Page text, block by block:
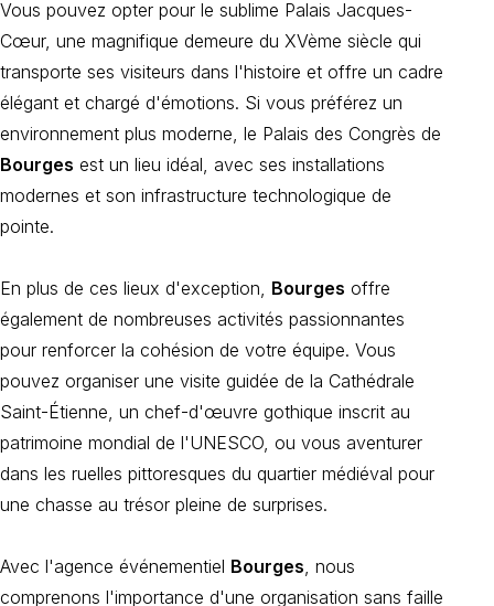
Vous pouvez opter pour le sublime Palais Jacques-
Cœur, une magnifique demeure du XVème siècle qui
transporte ses visiteurs dans l'histoire et offre un cadre
élégant et chargé d'émotions. Si vous préférez un
environnement plus moderne, le Palais des Congrès de
Bourges est un lieu idéal, avec ses installations
modernes et son infrastructure technologique de
pointe.
En plus de ces lieux d'exception, Bourges offre
également de nombreuses activités passionnantes
pour renforcer la cohésion de votre équipe. Vous
pouvez organiser une visite guidée de la Cathédrale
Saint-Étienne, un chef-d'œuvre gothique inscrit au
patrimoine mondial de l'UNESCO, ou vous aventurer
dans les ruelles pittoresques du quartier médiéval pour
une chasse au trésor pleine de surprises.
Avec l'agence événementiel Bourges, nous
comprenons l'importance d'une organisation sans faille